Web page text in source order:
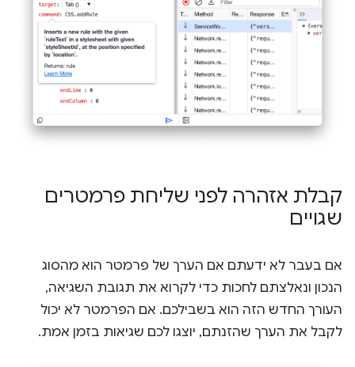
קבלת אזהרה לפני שליחת פרמטרים
שגויים
אם בעבר לא ידעתם אם הערך של פרמטר הוא מהסוג
הנכון ונאלצתם לחכות כדי לקרוא את תגובת השגיאה,
העורך החדש הזה הוא בשבילכם. אם הפרמטר לא יכול
לקבל את הערך שהזנתם, יוצגו לכם שגיאות בזמן אמת.